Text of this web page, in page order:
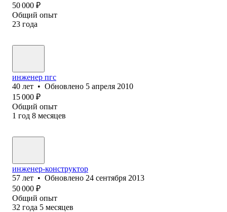
50 000 ₽
Общий опыт
23 года
инженер пгс
40 лет • Обновлено 5 апреля 2010
15 000 ₽
Общий опыт
1 год 8 месяцев
инженер-конструктор
57 лет • Обновлено 24 сентября 2013
50 000 ₽
Общий опыт
32 года 5 месяцев